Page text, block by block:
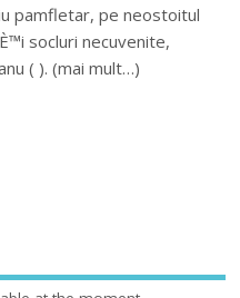
pamfletar, pe neostoitul
socluri necuvenite,
( ). (mai mult…)